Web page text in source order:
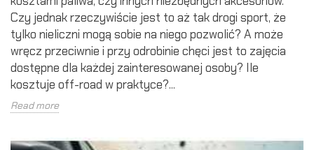
Czy jednak rzeczywiście jest to aż tak drogi sport, że
tylko nieliczni mogą sobie na niego pozwolić? A może
wręcz przeciwnie i przy odrobinie chęci jest to zajęcia
dostępne dla każdej zainteresowanej osoby? Ile
kosztuje off-road w praktyce?...
Read more